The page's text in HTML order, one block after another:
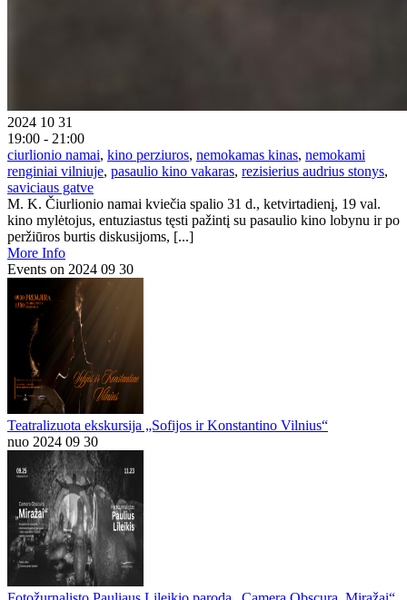
2024 10 31
19:00 - 21:00
ciurlionio namai, kino perziuros, nemokamas kinas, nemokami
renginiai vilniuje, pasaulio kino vakaras, rezisierius audrius stonys,
saviciaus gatve
M. K. Čiurlionio namai kviečia spalio 31 d., ketvirtadienį, 19 val.
kino mylėtojus, entuziastus tęsti pažintį su pasaulio kino lobynu ir po
peržiūros burtis diskusijoms, [...]
More Info
Events on 2024 09 30
Teatralizuota ekskursija „Sofijos ir Konstantino Vilnius“
nuo 2024 09 30